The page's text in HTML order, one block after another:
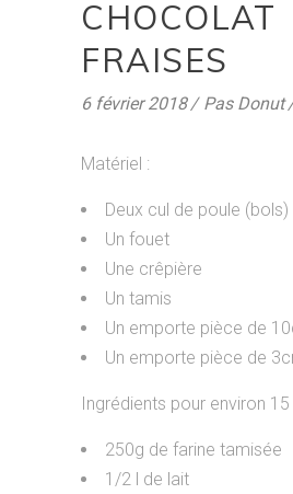
CHOCOLAT
FRAISES
6 février 2018 Pas Donut
Matériel :
Deux cul de poule (bols)
Un fouet
Une crêpière
Un tamis
Un emporte pièce de
Un emporte pièce de
Ingrédients pour environ
250g de farine tamisée
1/2 l de lait